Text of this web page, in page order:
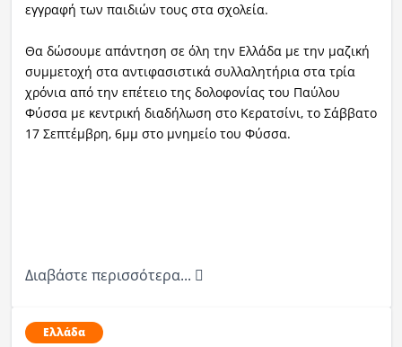
εγγραφή των παιδιών τους στα σχολεία.
Θα δώσουμε απάντηση σε όλη την Ελλάδα με την μαζική
συμμετοχή στα αντιφασιστικά συλλαλητήρια στα τρία
χρόνια από την επέτειο της δολοφονίας του Παύλου
Φύσσα με κεντρική διαδήλωση στο Κερατσίνι, το Σάββατο
17 Σεπτέμβρη, 6μμ στο μνημείο του Φύσσα.
Διαβάστε περισσότερα...
Ελλάδα